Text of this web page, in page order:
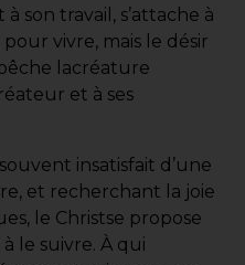
son travail, s’attache à
vivre, mais le désir
lacréature
et à ses
insatisfait d’une
et recherchant la joie
le Christse propose
le suivre. À qui